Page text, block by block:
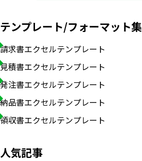
テンプレート/フォーマット集
請求書エクセルテンプレート
見積書エクセルテンプレート
発注書エクセルテンプレート
納品書エクセルテンプレート
領収書エクセルテンプレート
人気記事